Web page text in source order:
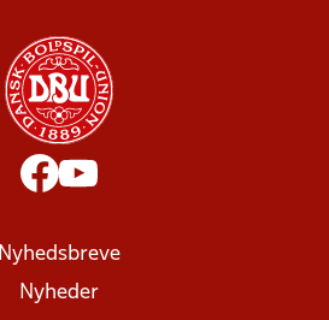
Nyhedsbreve
Nyheder